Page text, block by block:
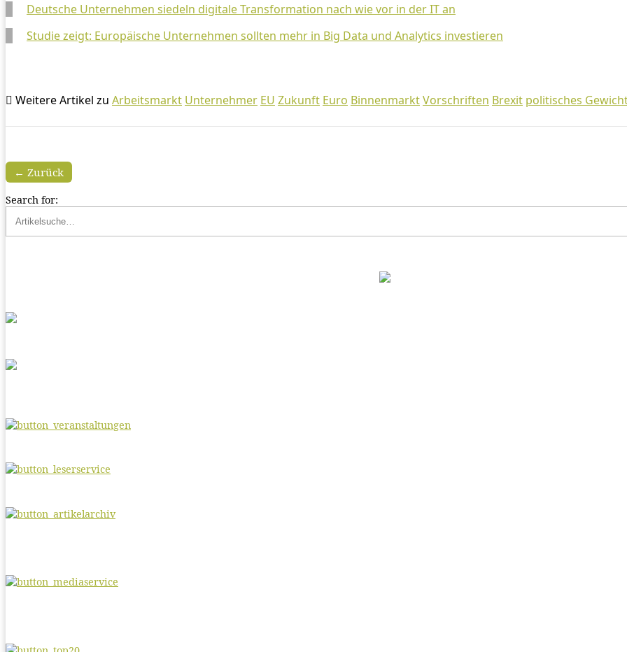
Deutsche Unternehmen siedeln digitale Transformation nach wie vor in der IT an
Studie zeigt: Europäische Unternehmen sollten mehr in Big Data und Analytics investieren
Weitere Artikel zu Arbeitsmarkt Unternehmer EU Zukunft Euro BinnenmarktVorschriften Brexit politisches
← Zurück
Search for: